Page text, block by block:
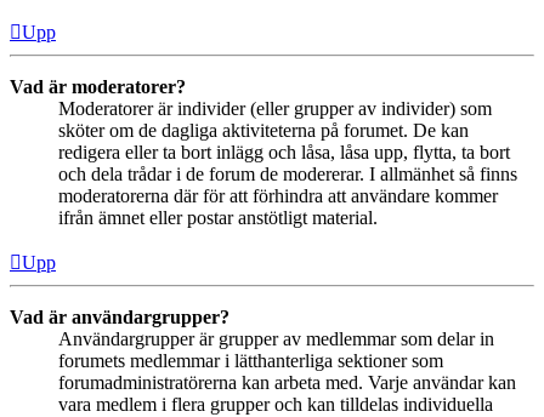
Upp
Vad är moderatorer?
Moderatorer är individer (eller grupper av individer) som
sköter om de dagliga aktiviteterna på forumet. De kan
redigera eller ta bort inlägg och låsa, låsa upp, flytta, ta bort
och dela trådar i de forum de modererar. I allmänhet så finns
moderatorerna där för att förhindra att användare kommer
ifrån ämnet eller postar anstötligt material.
Upp
Vad är användargrupper?
Användargrupper är grupper av medlemmar som delar in
forumets medlemmar i lätthanterliga sektioner som
forumadministratörerna kan arbeta med. Varje användar kan
vara medlem i flera grupper och kan tilldelas individuella